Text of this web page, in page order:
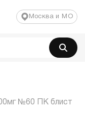
Москва и МО
№60 ПК блист